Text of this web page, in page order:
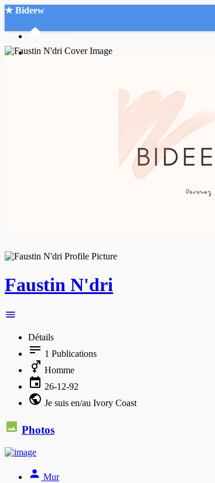
★ Bideew
Faustin N'dri
Détails
1 Publications
Homme
26-12-92
Je suis en/au Ivory Coast
Photos
Mur